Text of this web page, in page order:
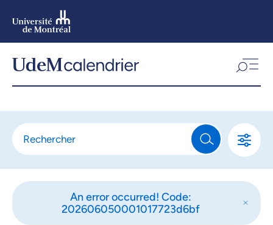
Aller
An error occurred! Code:
202606050001017723d6bf